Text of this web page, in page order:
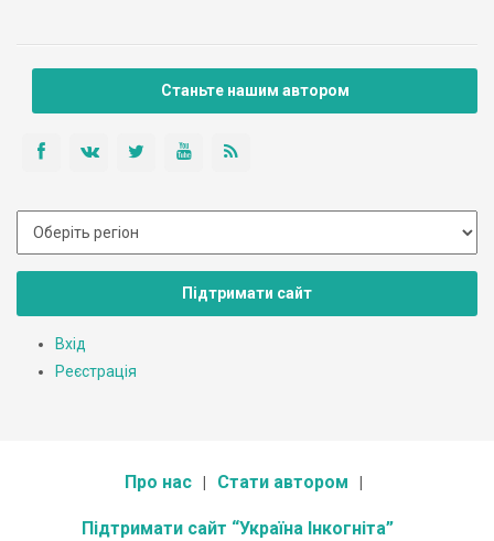
Станьте нашим автором
Підтримати сайт
Вхід
Реєстрація
Про нас Стати автором
Підтримати сайт “Україна Інкогніта”